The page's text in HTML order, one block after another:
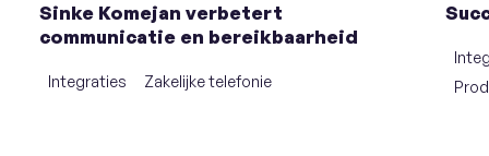
Sinke Komejan verbetert
communicatie en bereikbaarheid
Integraties Zakelijke telefonie